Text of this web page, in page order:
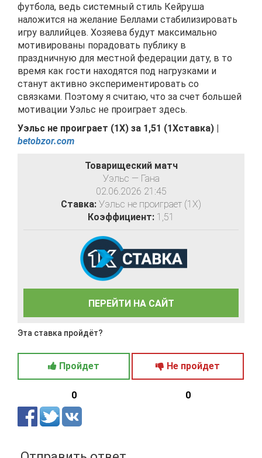
футбола, ведь системный стиль Кейруша
наложится на желание Беллами стабилизировать
игру валлийцев. Хозяева будут максимально
мотивированы порадовать публику в
праздничную для местной федерации дату, в то
время как гости находятся под нагрузками и
станут активно экспериментировать со
связками. Поэтому я считаю, что за счет большей
мотивации Уэльс не проиграет здесь.
Уэльс не проиграет (1X) за 1,51 (1Хставка) |
betobzor.com
Товарищеский матч
Уэльс — Гана
02.06.2026 21:45
Ставка: Уэльс не проиграет (1X)
Коэффициент: 1,51
ПЕРЕЙТИ НА САЙТ
Эта ставка пройдёт?
Пройдет
0
Не пройдет
0